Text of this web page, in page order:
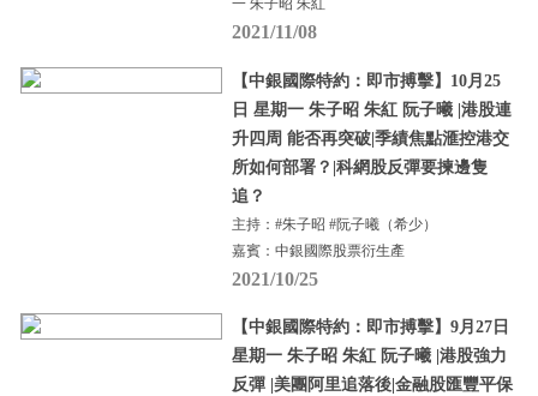
一 朱子昭 朱紅
2021/11/08
【中銀國際特約：即市搏擊】10月25
日 星期一 朱子昭 朱紅 阮子曦 |港股連
升四周 能否再突破|季績焦點滙控港交
所如何部署？|科網股反彈要揀邊隻
追？
主持：#朱子昭 #阮子曦（希少）
嘉賓：中銀國際股票衍生產
2021/10/25
【中銀國際特約：即市搏擊】9月27日
星期一 朱子昭 朱紅 阮子曦 |港股強力
反彈 |美團阿里追落後|金融股匯豐平保